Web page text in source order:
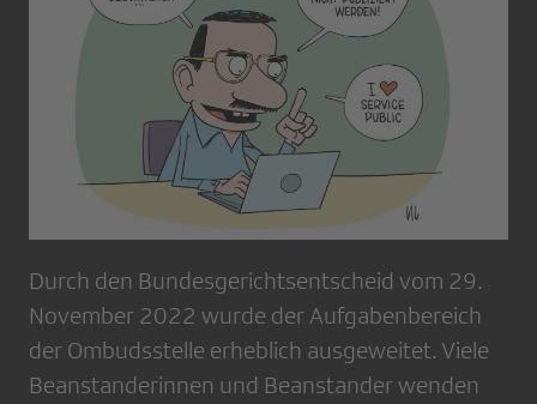
Durch den Bundesgerichtsentscheid vom 29.
November 2022 wurde der Aufgabenbereich
der Ombudsstelle erheblich ausgeweitet. Viele
Beanstanderinnen und Beanstander wenden